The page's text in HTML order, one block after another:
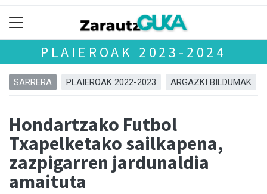
PLAIEROAK 2023-2024
SARRERA PLAIEROAK 2022-2023 ARGAZKI BILDUMAK
Hondartzako Futbol
Txapelketako sailkapena,
zazpigarren jardunaldia
amaituta